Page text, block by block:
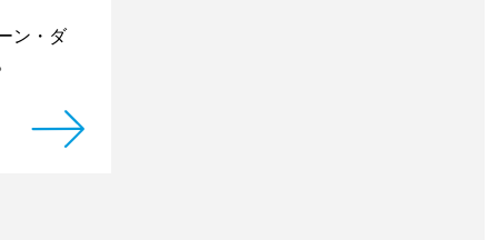
ン・ダ